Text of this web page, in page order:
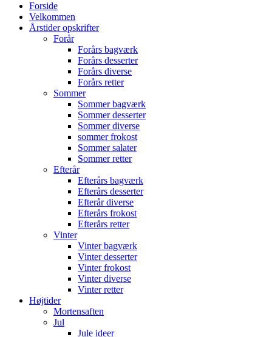
Menu
Forside
Velkommen
Årstider opskrifter
Forår
Forårs bagværk
Forårs desserter
Forårs diverse
Forårs retter
Sommer
Sommer bagværk
Sommer desserter
Sommer diverse
sommer frokost
Sommer salater
Sommer retter
Efterår
Efterårs bagværk
Efterårs desserter
Efterår diverse
Efterårs frokost
Efterårs retter
Vinter
Vinter bagværk
Vinter desserter
Vinter frokost
Vinter diverse
Vinter retter
Højtider
Mortensaften
Jul
Jule ideer